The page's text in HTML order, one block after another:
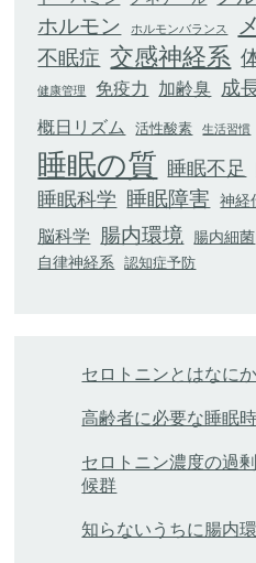
ホルモン ホルモンバランス
不眠症 交感神経系
健康管理 免疫力 加齢臭 成
概日リズム 活性酸素 生活習慣
睡眠の質 睡眠不足
睡眠科学 睡眠障害 神経
脳科学 腸内環境 腸内細菌
自律神経系 認知症予防
セロトニンとはなに
高齢者に必要な睡眠
セロトニン濃度の過
候群
知らないうちに腸内